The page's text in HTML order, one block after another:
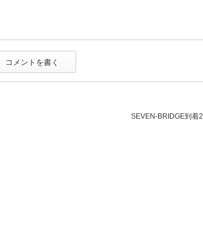
SEVEN-BRIDGE到着2